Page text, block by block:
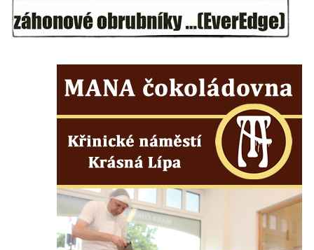
Pamětní deska pochodu smrti v Saupsdorfu
Pomník obětem 2. světové války v parku
v Duchcově
Pomník obětem válek v Jeníkově
Pamětní deska obětem 1. světové války na
kapli Panny Marie v Lahošti
Mikulášovicích
Pomník obětem bombardování 8. 5. 1945 v
ulici U Plovárny ve Frýdlantu